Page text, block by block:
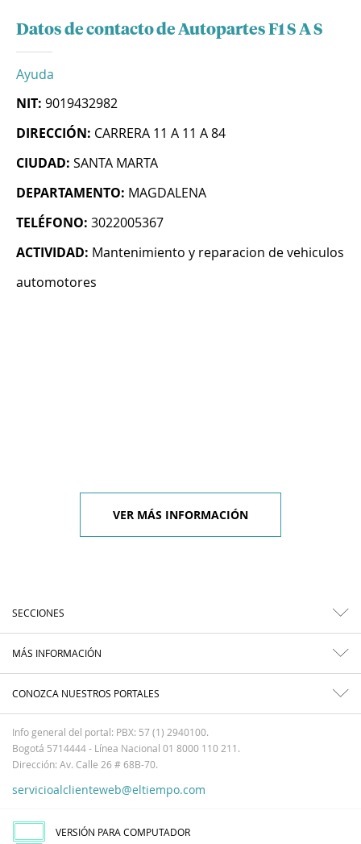
Datos de contacto de Autopartes F1 S A S
Ayuda
NIT: 9019432982
DIRECCIÓN: CARRERA 11 A 11 A 84
CIUDAD: SANTA MARTA
DEPARTAMENTO: MAGDALENA
TELÉFONO: 3022005367
ACTIVIDAD: Mantenimiento y reparacion de vehiculos
automotores
VER MÁS INFORMACIÓN
SECCIONES
MÁS INFORMACIÓN
CONOZCA NUESTROS PORTALES
Info general del portal: PBX: 57 (1) 2940100.
Bogotá 5714444 - Línea Nacional 01 8000 110 211.
Dirección: Av. Calle 26 # 68B-70.
servicioalclienteweb@eltiempo.com
VERSIÓN PARA COMPUTADOR